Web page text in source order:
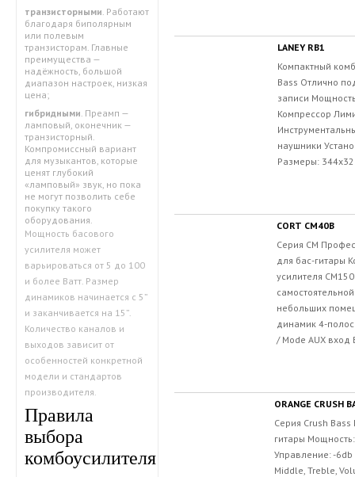
транзисторными. Работают
благодаря биполярным
или полевым
транзисторам. Главные
преимущества —
надёжность, большой
диапазон настроек, низкая
цена;
гибридными. Преамп —
ламповый, оконечник —
транзисторный.
Компромиссный вариант
для музыкантов, которые
ценят глубокий
«ламповый» звук, но пока
не могут позволить себе
покупку такого
оборудования.
Мощность басового
усилителя может
варьироваться от 5 до 100
и более Ватт. Размер
динамиков начинается с 5”
и заканчивается на 15”.
Количество каналов и
выходов зависит от
особенностей конкретной
модели и стандартов
производителя.
Правила
выбора
комбоусилителя
LANEY RB1
Компактный
Bass Отлично
записи
Компрессор
наушники
Размеры:
CORT CM40B
Серия CM
для бас-гитары
усилителя
небольших
динамик 4-
/ Mode AUX вход
ORANGE CRUSH
Серия Crush
гитары
Управление: -6db
Middle, Treble,